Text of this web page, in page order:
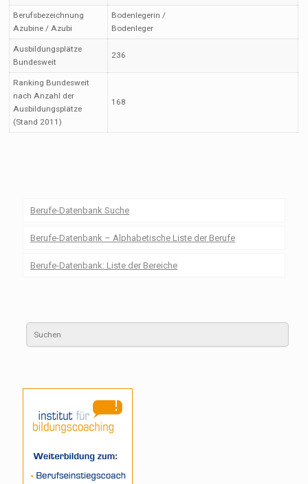
Berufsbezeichnung
Azubine / Azubi
Bodenlegerin /
Bodenleger
Ausbildungsplätze
Bundesweit
236
Ranking Bundesweit
nach Anzahl der
Ausbildungsplätze
(Stand 2011)
168
Berufe-Datenbank Suche
Berufe-Datenbank – Alphabetische Liste der Berufe
Berufe-Datenbank: Liste der Bereiche